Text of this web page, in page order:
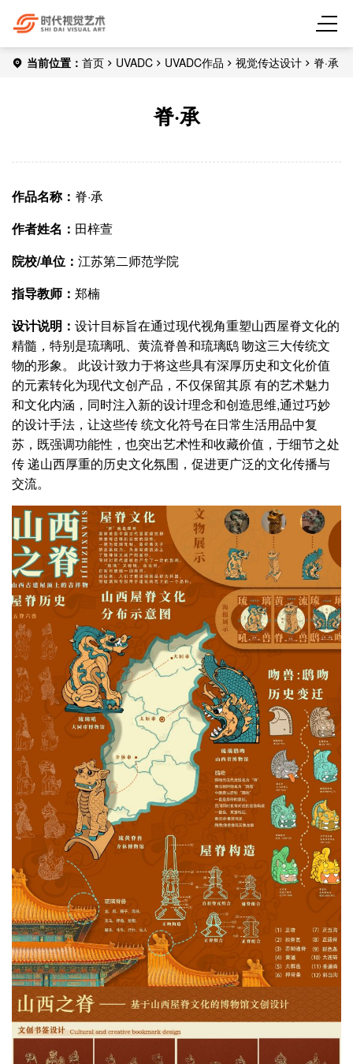
当前位置： 首页 UVADC UVADC作品 视觉传达设计 脊·承
脊·承
作品名称： 脊·承
作者姓名： 田梓萱
院校/单位： 江苏第二师范学院
指导教师： 郑楠
设计说明： 设计目标旨在通过现代视角重塑山西屋脊文化的
精髓，特别是琉璃吼、黄流脊兽和琉璃鸱 吻这三大传统文
物的形象。 此设计致力于将这些具有深厚历史和文化价值
的元素转化为现代文创产品，不仅保留其原 有的艺术魅力
和文化内涵，同时注入新的设计理念和创造思维,通过巧妙
的设计手法，让这些传 统文化符号在日常生活用品中复
苏，既强调功能性，也突出艺术性和收藏价值，于细节之处
传 递山西厚重的历史文化氛围，促进更广泛的文化传播与
交流。